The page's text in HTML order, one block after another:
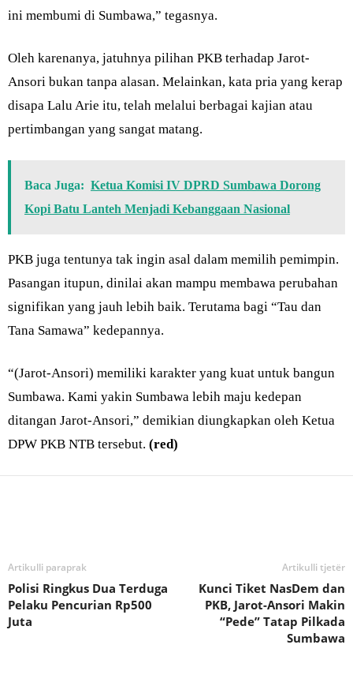
ini membumi di Sumbawa,” tegasnya.
Oleh karenanya, jatuhnya pilihan PKB terhadap Jarot-
Ansori bukan tanpa alasan. Melainkan, kata pria yang kerap
disapa Lalu Arie itu, telah melalui berbagai kajian atau
pertimbangan yang sangat matang.
Baca Juga: Ketua Komisi IV DPRD Sumbawa Dorong
Kopi Batu Lanteh Menjadi Kebanggaan Nasional
PKB juga tentunya tak ingin asal dalam memilih pemimpin.
Pasangan itupun, dinilai akan mampu membawa perubahan
signifikan yang jauh lebih baik. Terutama bagi “Tau dan
Tana Samawa” kedepannya.
“(Jarot-Ansori) memiliki karakter yang kuat untuk bangun
Sumbawa. Kami yakin Sumbawa lebih maju kedepan
ditangan Jarot-Ansori,” demikian diungkapkan oleh Ketua
DPW PKB NTB tersebut. (red)
Artikulli paraprak
Polisi Ringkus Dua Terduga
Pelaku Pencurian Rp500
Juta
Artikulli tjetër
Kunci Tiket NasDem dan
PKB, Jarot-Ansori Makin
“Pede” Tatap Pilkada
Sumbawa